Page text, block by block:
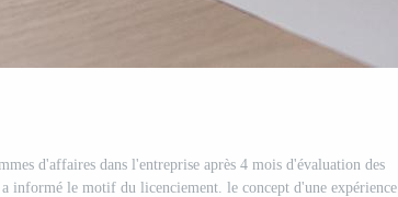
d'affaires dans l'entreprise après 4 mois d'évaluation des
informé le motif du licenciement. le concept d'une expérience